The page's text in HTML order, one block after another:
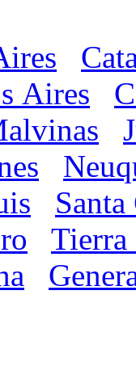
Aires
Tierra